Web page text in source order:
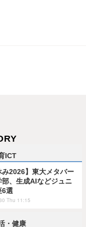
ICT
み2026】東大メタバー
部、生成AIなどジュニ
6選
Thu 11:15
・健康